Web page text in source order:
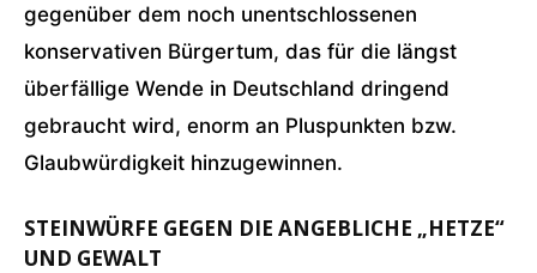
gegenüber dem noch unentschlossenen
konservativen Bürgertum, das für die längst
überfällige Wende in Deutschland dringend
gebraucht wird, enorm an Pluspunkten bzw.
Glaubwürdigkeit hinzugewinnen.
STEINWÜRFE GEGEN DIE ANGEBLICHE „HETZE“
UND GEWALT